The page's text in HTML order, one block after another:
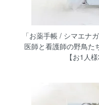
「お薬手帳 / シマエナ
医師と看護師の野鳥た
【お1人